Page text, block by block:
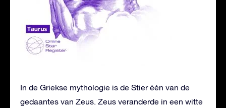
In de Griekse mythologie is de Stier één van de
gedaantes van Zeus. Zeus veranderde in een witte